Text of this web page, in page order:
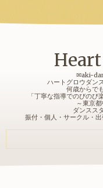
✉aki-
ハートグロウダン
何歳からで
「丁寧な指導でのびのび
～東京
ダンスス
振付・個人・サークル・